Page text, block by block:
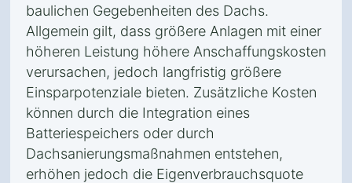
baulichen Gegebenheiten des Dachs.
Allgemein gilt, dass größere Anlagen mit einer
höheren Leistung höhere Anschaffungskosten
verursachen, jedoch langfristig größere
Einsparpotenziale bieten. Zusätzliche Kosten
können durch die Integration eines
Batteriespeichers oder durch
Dachsanierungsmaßnahmen entstehen,
erhöhen jedoch die Eigenverbrauchsquote